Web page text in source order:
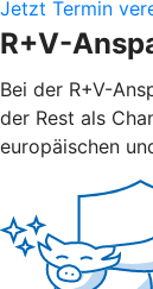
Jetzt Termin
R+V-
Bei der R+V-
der Rest als
europäischen